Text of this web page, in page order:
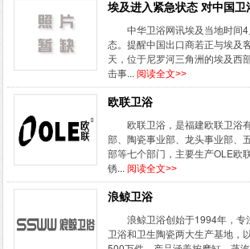
埃及进入紧急状态 对中国卫
中华卫浴网讯埃及当地时间
态。提醒中国出口商若正与埃及
天，位于尼罗河三角洲的埃及西
击事... 阅读全文>>
欧联卫浴
欧联卫浴，是福建欧联卫浴
部、陶瓷事业部、龙头事业部、
部等七个部门，主要生产OLE欧
锈... 阅读全文>>
浪鲸卫浴
浪鲸卫浴创始于1994年，
卫浴和卫生陶瓷两大生产基地，